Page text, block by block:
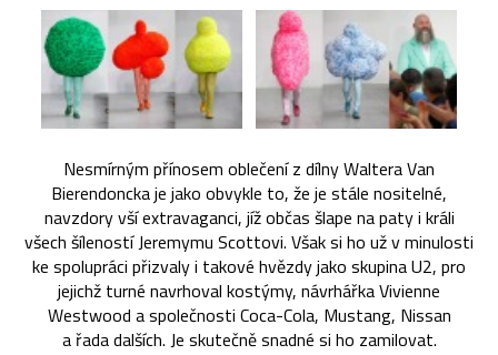
Nesmírným přínosem oblečení z dílny Waltera Van
Bierendoncka je jako obvykle to, že je stále nositelné,
navzdory vší extravaganci, jíž občas šlape na paty i králi
všech šíleností Jeremymu Scottovi. Však si ho už v minulosti
ke spolupráci přizvaly i takové hvězdy jako skupina U2, pro
jejichž turné navrhoval kostýmy, návrhářka Vivienne
Westwood a společnosti Coca-Cola, Mustang, Nissan
a řada dalších. Je skutečně snadné si ho zamilovat.